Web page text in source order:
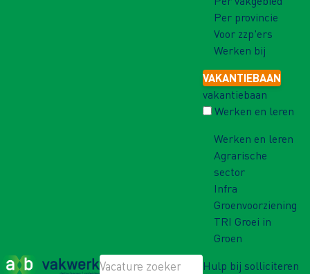
Per provincie
Voor zzp'ers
Werken bij
VAKANTIEBAAN
vakantiebaan
Werken en leren
Werken en leren
Agrarische
sector
Infra
Groenvoorziening
TRI Groei in
Groen
Hulp bij solliciteren